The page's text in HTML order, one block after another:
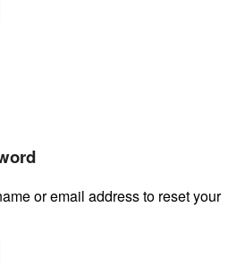
or email address to reset your